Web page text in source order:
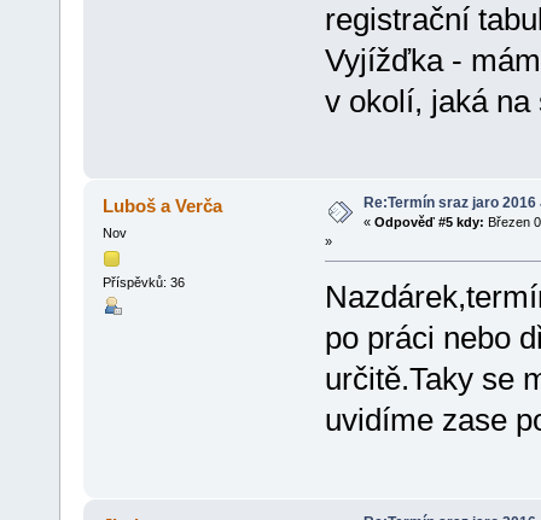
registrační
Vyjížďka -
v okolí, jaká
Luboš a Verča
Nov
Příspěvků: 36
Re:Termín sraz jaro
« Odpověď #5 kdy: Březen
»
po práci nebo
určitě.Taky se
uvidíme zase